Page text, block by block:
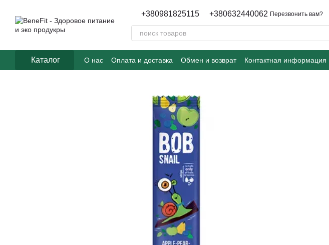
+380981825115 +380632440062 Перезвонить вам?
Каталог О нас Оплата и доставка Обмен и возврат Контактная информация